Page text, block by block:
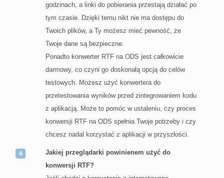
godzinach, a linki do pobierania przestają działać po
tym czasie. Dzięki temu nikt nie ma dostępu do
Twoich plików, a Ty możesz mieć pewność, że
Twoje dane są bezpieczne.
Ponadto konwerter RTF na ODS jest całkowicie
darmowy, co czyni go doskonałą opcją do celów
testowych. Możesz użyć konwertera do
przetestowania wyników przed zintegrowaniem kodu
z aplikacją. Może to pomóc w ustaleniu, czy proces
konwersji RTF na ODS spełnia Twoje potrzeby i czy
chcesz nadal korzystać z aplikacji w przyszłości.
Jakiej przeglądarki powinienem użyć do
konwersji RTF?